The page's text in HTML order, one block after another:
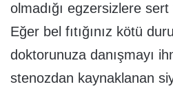
olmadığı egzersizlere
Eğer bel fıtığınız kötü
doktorunuza danışmayı
stenozdan kaynaklanan